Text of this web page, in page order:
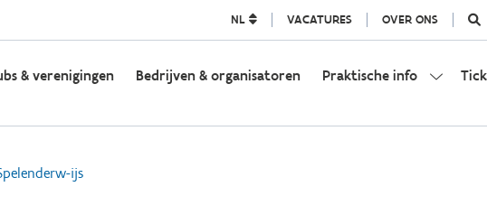
NL VACATURES OVER ONS
& verenigingen Bedrijven & organisatoren Praktische info
ijs